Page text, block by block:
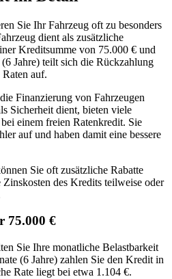
Sie Ihr Fahrzeug oft zu besonders
dient als zusätzliche
Kreditsumme von 75.000 € und
Jahre) teilt sich die Rückzahlung
auf.
Finanzierung von Fahrzeugen
Sicherheit dient, bieten viele
einem freien Ratenkredit. Sie
auf und haben damit eine bessere
Sie oft zusätzliche Rabatte
des Kredits teilweise oder
75.000 €
Sie Ihre monatliche Belastbarkeit
(6 Jahre) zahlen Sie den Kredit in
Rate liegt bei etwa 1.104 €.